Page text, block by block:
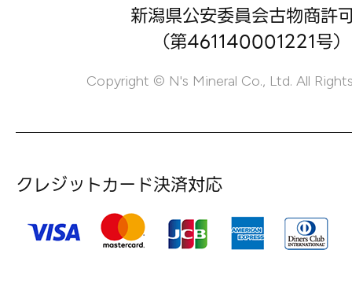
新潟県公安委員会古物商許
（第461140001221号）
Copyright © N's Mineral Co., Ltd. All
クレジットカード決済対応